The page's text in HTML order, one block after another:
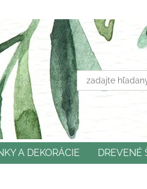
A DEKORÁCIE
DREVENÉ